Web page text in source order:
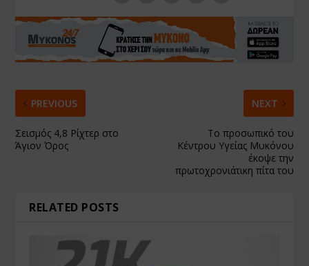
PREVIOUS
Σεισμός 4,8 Ρίχτερ στο
Άγιον Όρος
NEXT
Το προσωπικό του
Κέντρου Υγείας Μυκόνου
έκοψε την
πρωτοχρονιάτικη πίτα του
RELATED POSTS